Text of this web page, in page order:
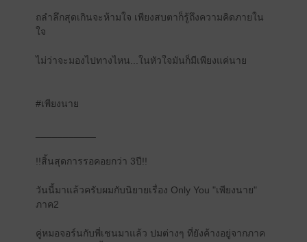
ถลำลึกสุดเกินจะห้ามใจ เพียงสบตาก็รู้ถึงความคิดภายใน
ใจ
ไม่ว่าจะมองไปทางไหน...ในหัวใจมันก็มีเพียงแค่นาย
#เพียงนาย
!!สิ้นสุดการรอคอยกว่า 3ปี!!
วันนี้มาแล้วครับผมกับนิยายเรื่อง Only You "เพียงนาย"
ภาค2
คู่หมอจอร์นกับพี่เชนมาแล้ว ปมต่างๆ ที่ยังค้างอยู่จากภาค